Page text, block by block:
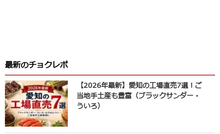
最新のチョクレポ
【2026年最新】愛知の工場直売7選！ご
当地手土産も豊富（ブラックサンダー・
ういろ）